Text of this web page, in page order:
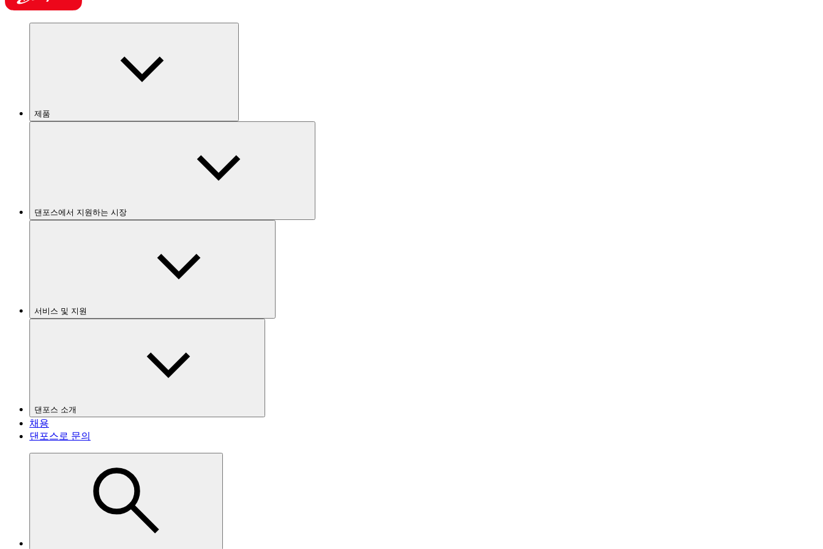
제품
댄포스에서 지원하는 시장
서비스 및 지원
댄포스 소개
채용
댄포스로 문의